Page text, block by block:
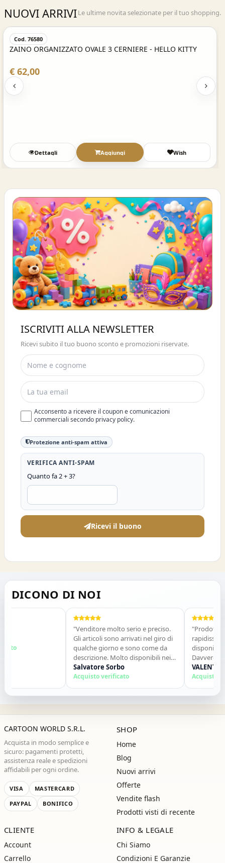
NUOVI ARRIVILe ultime novita selezionate per il tuo shopping.
Acquisto Veloce
Cod. 76580
ZAINO ORGANIZZATO OVALE 3 CERNIERE - HELLO KITTY
€ 62,00
Dettagli Aggiungi Wish
ISCRIVITI E OTTIENI SUBITO UNO
SCONTO DEL 10%
ISCRIVITI ALLA NEWSLETTER
Ricevi subito il tuo buono sconto e promozioni riservate.
Acconsento a ricevere il coupon e comunicazioni
commerciali secondo privacy policy.
Protezione anti-spam attiva
VERIFICA ANTI-SPAM
Quanto fa 2 + 3?
Ricevi il buono
DICONO DI NOI
"Venditore molto serio e preciso.
Gli articoli sono arrivati nel giro di
qualche giorno e sono come da
descrizione. Molto disponibili nei
contatti. Consigliato."
Salvatore Sorbo
Acquisto verificato
"Prodotto
rapidissimi.
disponibile e
Davvero un
consiglierò
comprerò
VALENTINA
Acquisto
CARTOON WORLD S.R.L.
Acquista in modo semplice e
sicuro: pagamenti protetti,
assistenza reale e spedizioni
affidabili per ogni ordine.
VISA
MASTERCARD
PAYPAL
BONIFICO
SHOP
Home
Blog
Nuovi arrivi
Offerte
Vendite flash
Prodotti visti di recente
CLIENTE
Account
Carrello
INFO & LEGALE
Chi Siamo
Condizioni E Garanzie